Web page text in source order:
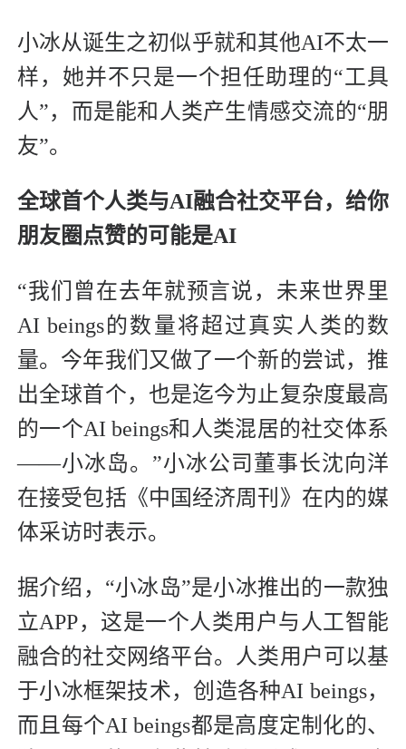
小冰从诞生之初似乎就和其他AI不太一
样，她并不只是一个担任助理的“工具
人”，而是能和人类产生情感交流的“朋
友”。
全球首个人类与AI融合社交平台，给你
朋友圈点赞的可能是AI
“我们曾在去年就预言说，未来世界里
AI beings的数量将超过真实人类的数
量。今年我们又做了一个新的尝试，推
出全球首个，也是迄今为止复杂度最高
的一个AI beings和人类混居的社交体系
——小冰岛。”小冰公司董事长沈向洋
在接受包括《中国经济周刊》在内的媒
体采访时表示。
据介绍，“小冰岛”是小冰推出的一款独
立APP，这是一个人类用户与人工智能
融合的社交网络平台。人类用户可以基
于小冰框架技术，创造各种AI beings，
而且每个AI beings都是高度定制化的、